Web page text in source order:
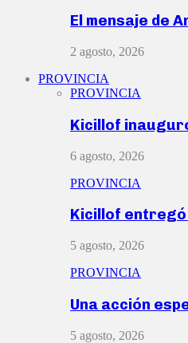
El mensaje de
2 agosto, 2026
PROVINCIA
PROVINCIA
Kicillof
6 agosto, 2026
PROVINCIA
Kicillof entregó
5 agosto, 2026
PROVINCIA
Una acción
5 agosto, 2026